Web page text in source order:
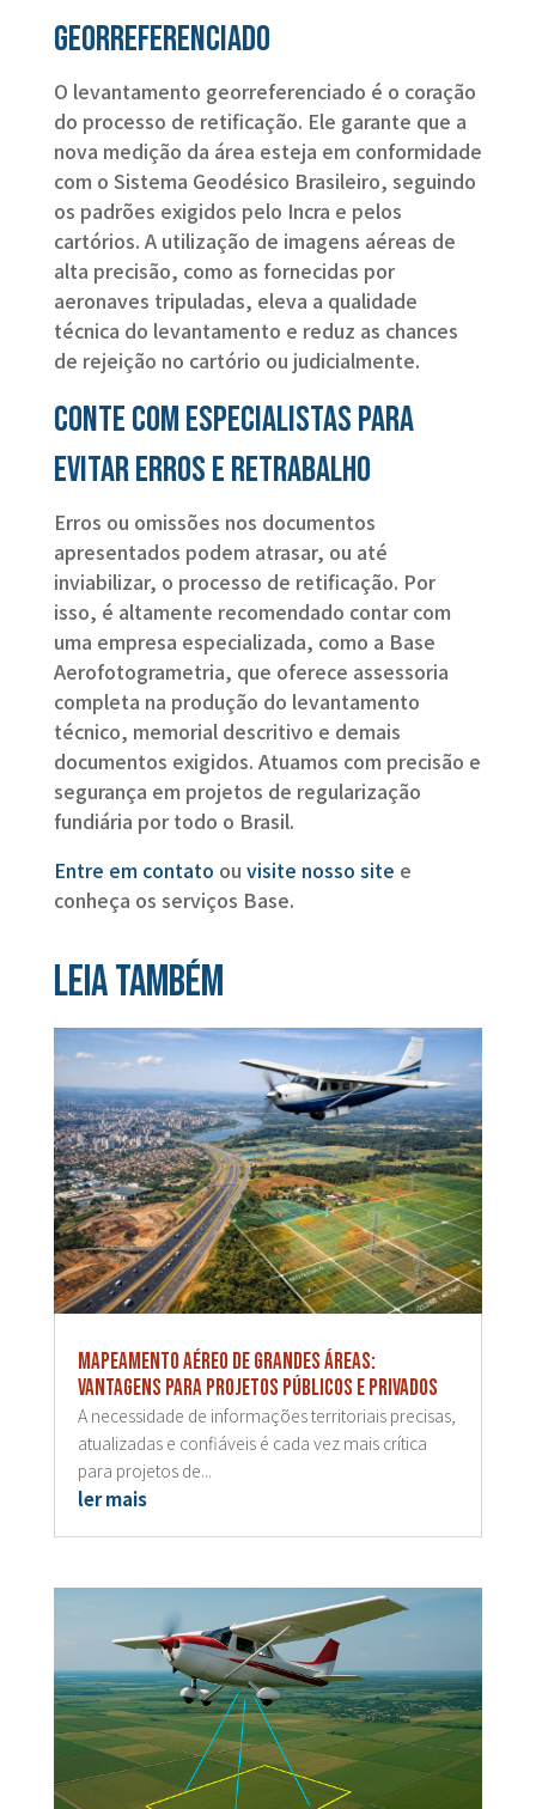
georreferenciado
O levantamento georreferenciado é o coração
do processo de retificação. Ele garante que a
nova medição da área esteja em conformidade
com o Sistema Geodésico Brasileiro, seguindo
os padrões exigidos pelo Incra e pelos
cartórios. A utilização de imagens aéreas de
alta precisão, como as fornecidas por
aeronaves tripuladas, eleva a qualidade
técnica do levantamento e reduz as chances
de rejeição no cartório ou judicialmente.
Conte com especialistas para
evitar erros e retrabalho
Erros ou omissões nos documentos
apresentados podem atrasar, ou até
inviabilizar, o processo de retificação. Por
isso, é altamente recomendado contar com
uma empresa especializada, como a Base
Aerofotogrametria, que oferece assessoria
completa na produção do levantamento
técnico, memorial descritivo e demais
documentos exigidos. Atuamos com precisão e
segurança em projetos de regularização
fundiária por todo o Brasil.
Entre em contato ou visite nosso site e
conheça os serviços Base.
Leia também
Mapeamento aéreo de grandes áreas:
vantagens para projetos públicos e privados
A necessidade de informações territoriais precisas,
atualizadas e confiáveis é cada vez mais crítica
para projetos de...
ler mais